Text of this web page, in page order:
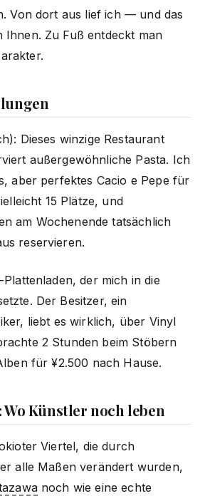
Von dort aus lief ich — und das
Ihnen. Zu Fuß entdeckt man
Dieses winzige Restaurant
außergewöhnliche Pasta. Ich
aber perfektes Cacio e Pepe für
15 Plätze, und
am Wochenende tatsächlich
reservieren.
Plattenladen, der mich in die
Der Besitzer, ein
liebt es wirklich, über Vinyl
2 Stunden beim Stöbern
für ¥2.500 nach Hause.
: Wo Künstler noch leben
Viertel, die durch
alle Maßen verändert wurden,
noch wie eine echte